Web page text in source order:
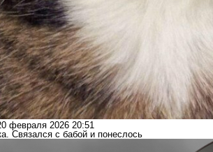
февраля 2026 20:51
Связался с бабой и понеслось